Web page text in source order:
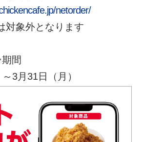
netorder/
対象外となります
間
3月31日（月）